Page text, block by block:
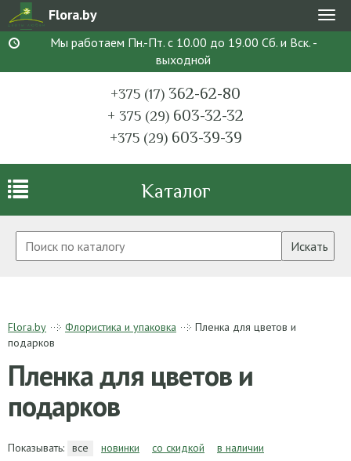
Flora.by
Мы работаем Пн.-Пт. с 10.00 до 19.00 Сб. и Вск. -
выходной
+375 (17) 362-62-80
+ 375 (29) 603-32-32
+375 (29)603-39-39
Каталог
Искать
Flora.by Флористика и упаковка
Пленка для цветов и
подарков
Пленка для цветов и
подарков
Показывать: все новинки со скидкой
в наличии